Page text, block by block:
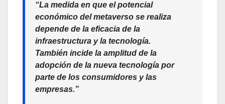
“La medida en que el potencial
económico del metaverso se realiza
depende de la eficacia de la
infraestructura y la tecnología.
También incide la amplitud de la
adopción de la nueva tecnología por
parte de los consumidores y las
empresas.”